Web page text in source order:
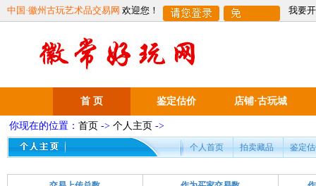
中国·徽州古玩艺术品交易网 欢迎您！ 我要
首 页 鉴定估价 店铺·古玩城
你现在的位置： 首页 -> 个人主页 ->
个人首页 拍卖藏品 鉴定